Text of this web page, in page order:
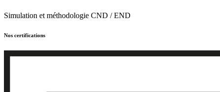
Simulation et méthodologie CND / END
Nos certifications